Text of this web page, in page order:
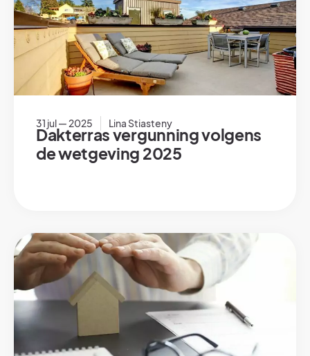
31 jul — 2025 Lina Stiasteny
Dakterras vergunning volgens
de wetgeving 2025